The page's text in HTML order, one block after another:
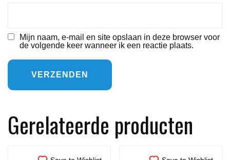
Mijn naam, e-mail en site opslaan in deze browser voor
de volgende keer wanneer ik een reactie plaats.
Gerelateerde producten